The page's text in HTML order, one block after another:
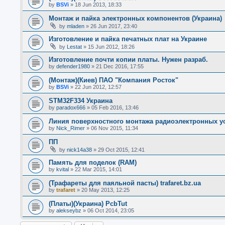
by BSVi » 18 Jun 2013, 18:33
Монтаж и пайка электронных компонентов (Украина)
by mladen » 26 Jun 2017, 23:40
Изготовление и пайка печатных плат на Украине
by Lestat » 15 Jun 2012, 18:26
Изготовление почти копии платы. Нужен разраб.
by defender1980 » 21 Dec 2016, 17:55
(Монтаж)(Киев) ПАО "Компания Росток"
by BSVi » 22 Jun 2012, 12:57
STM32F334 Украина
by paradox666 » 05 Feb 2016, 13:46
Линия поверхностного монтажа радиоэлектронных
by Nick_Rimer » 06 Nov 2015, 11:34
ПП
by nick14a38 » 29 Oct 2015, 12:41
Память для поделок (RAM)
by kvital » 22 Mar 2015, 14:01
(Трафареты для паяльной пасты) trafaret.bz.ua
by trafaret » 20 May 2013, 12:25
(Платы)(Украина) PcbTut
by alekseybz » 06 Oct 2014, 23:05